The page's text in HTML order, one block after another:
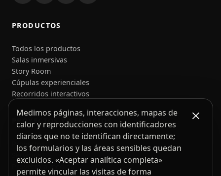
PRODUCTOS
Todos los productos
Salas inmersivas
Story Room
Cúpulas experienciales
Recorridos interactivos
PROYECTOS Y SERVICIOS
Proyectos
Servicios
Proyecto a medida
Medimos páginas, interacciones, mapas de
calor y reproducciones con identificadores
diarios que no te identifican directamente;
los formularios y las áreas sensibles quedan
excluidos. «Aceptar analítica completa»
permite vincular las visitas de forma